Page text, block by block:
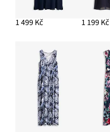
1 499 Kč 1 199 Kč